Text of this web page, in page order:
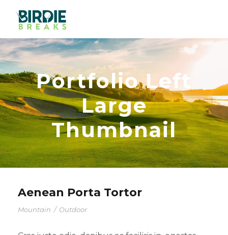
Portfolio Left
Large
Thumbnail
Aenean Porta Tortor
Mountain / Outdoor